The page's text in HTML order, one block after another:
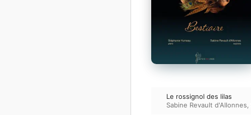
Le rossignol des lilas
Sabine Revault d'Allonnes,